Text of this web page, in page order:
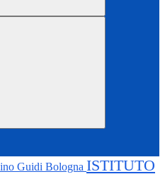
ISTITUTO